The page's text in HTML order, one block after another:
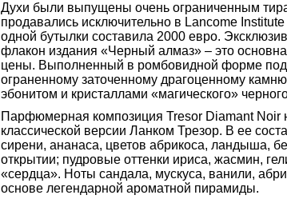
Духи были выпущены очень ограниченным
продавались исключительно в Lancome
одной бутылки составила 2000 евро.
флакон издания «Черный алмаз» – это
цены. Выполненный в ромбовидной форме
ограненному заточенному драгоценному
эбонитом и кристаллами «магического»
Парфюмерная композиция Tresor Diamant Noir
классической версии Ланком Трезор. В ее
сирени, ананаса, цветов абрикоса, ландыша,
открытии; пудровые оттенки ириса, жасмин,
«сердца». Ноты сандала, мускуса, ванили,
основе легендарной ароматной пирамиды.